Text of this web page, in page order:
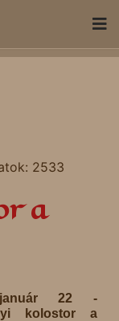
2533
a
22 -
kolostor a